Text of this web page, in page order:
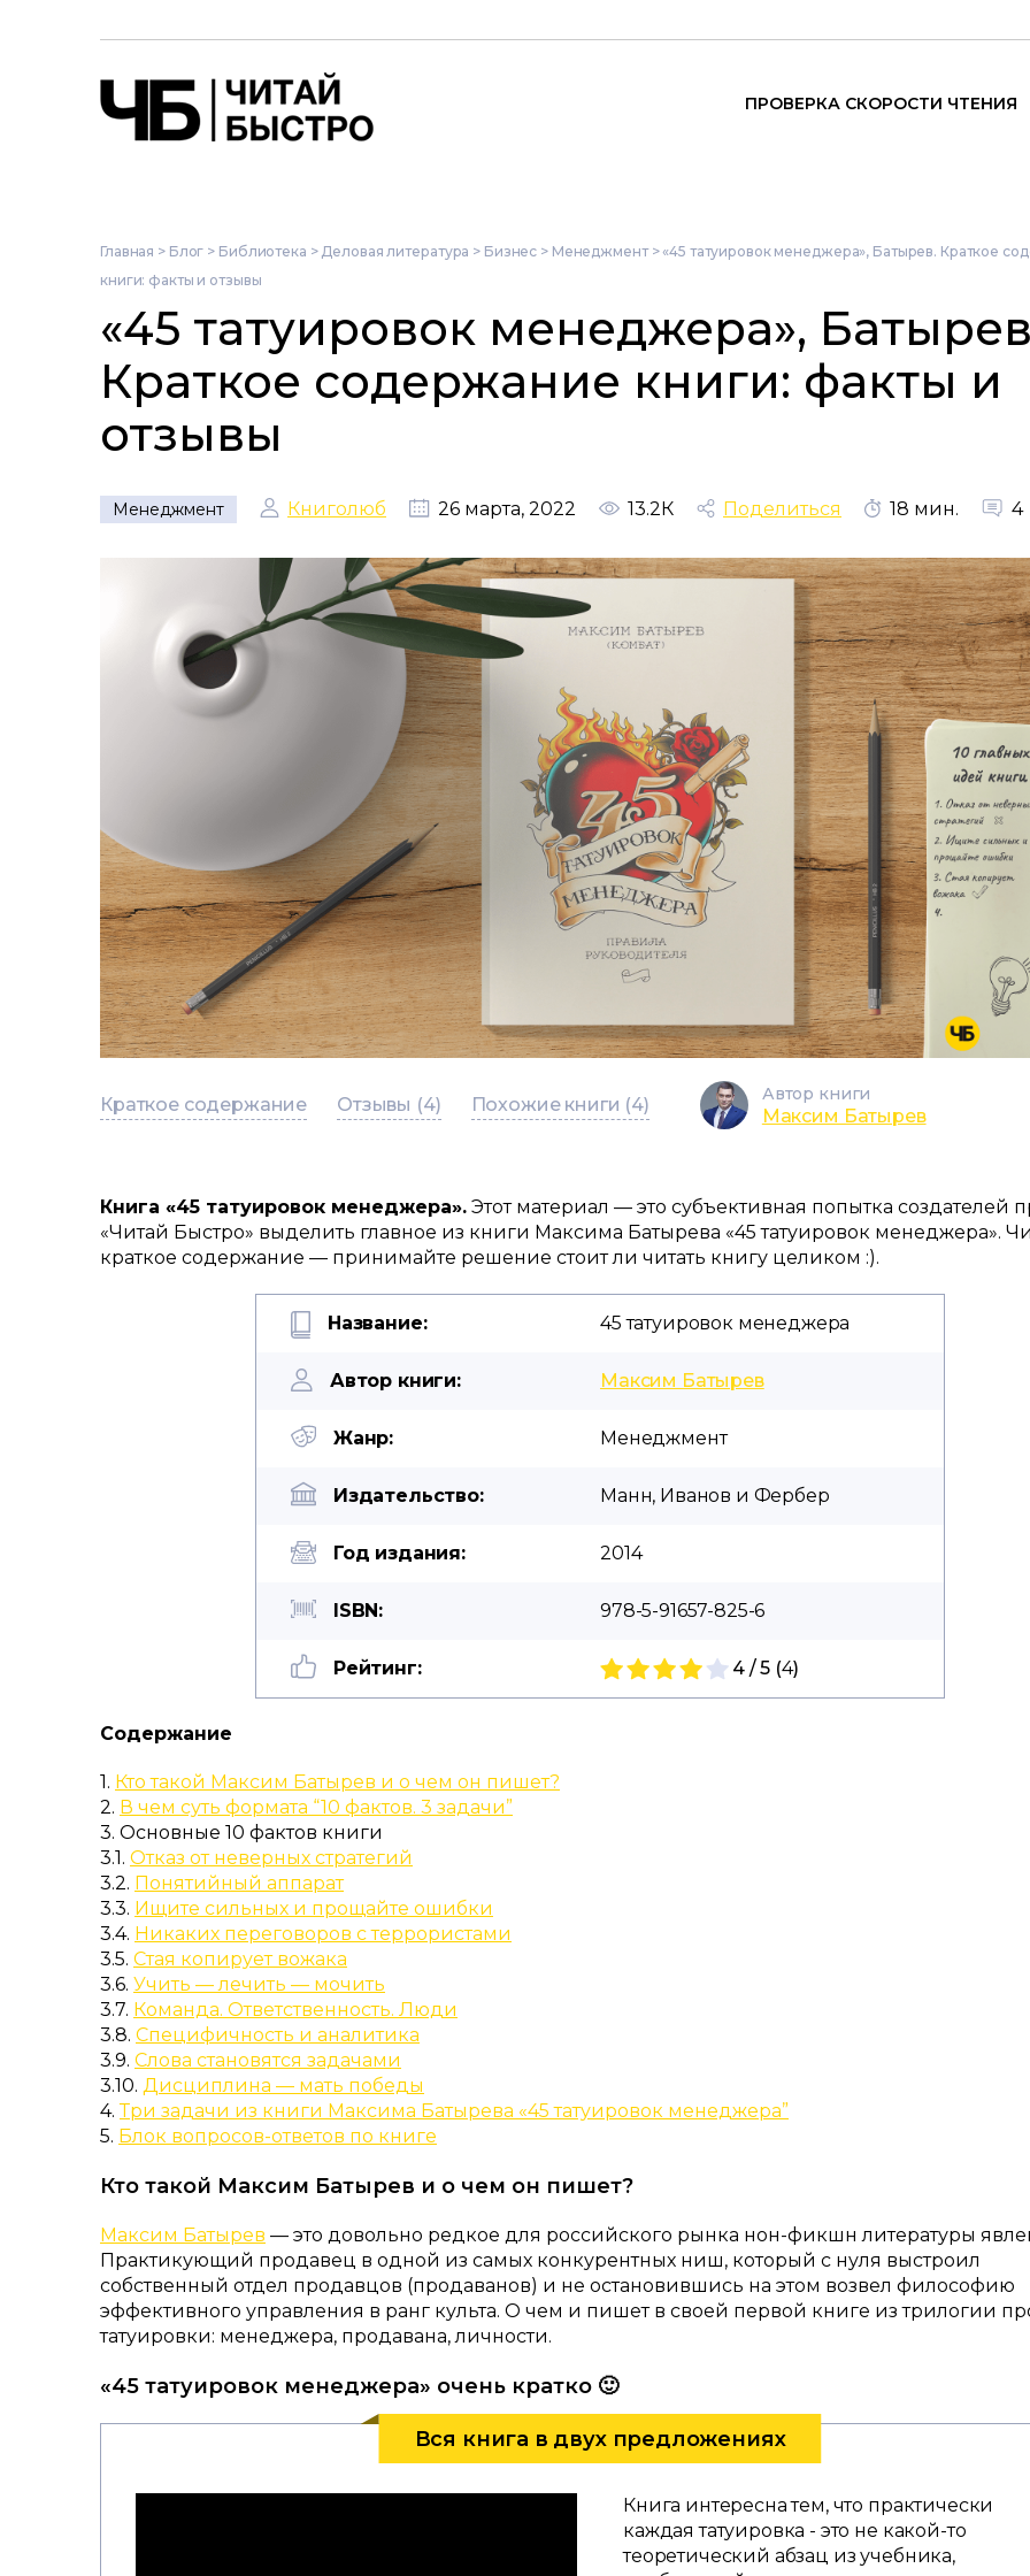
ПРОВЕРКА СКОРОСТИ ЧТЕНИЯ
Главная > Блог > Библиотека > Деловая литература > Бизнес > Менеджмент>«45 татуировок менеджера», Батырев. Краткое
книги: факты и отзывы
«45 татуировок менеджера»,
Краткое содержание книги: факты и
отзывы
Менеджмент Книголюб 26 марта, 2022 13.2К Поделиться 18 мин. 4
Краткое содержание Отзывы (4) Похожие книги (4) Автор книги
Максим Батырев
Книга «45 татуировок менеджера». Этот материал — это субъективная попытка создателей
«Читай Быстро» выделить главное из книги Максима Батырева «45 татуировок менеджера».
краткое содержание — принимайте решение стоит ли читать книгу целиком :).
Название: 45 татуировок менеджера
Автор книги: Максим Батырев
Жанр: Менеджмент
Издательство: Манн, Иванов и Фербер
Год издания: 2014
ISBN: 978-5-91657-825-6
Рейтинг: 4 / 5 (4)
Содержание
1. Кто такой Максим Батырев и о чем он пишет?
2. В чем суть формата “10 фактов. 3 задачи”
3. Основные 10 фактов книги
3.1. Отказ от неверных стратегий
3.2. Понятийный аппарат
3.3. Ищите сильных и прощайте ошибки
3.4. Никаких переговоров с террористами
3.5. Стая копирует вожака
3.6. Учить — лечить — мочить
3.7. Команда. Ответственность. Люди
3.8. Специфичность и аналитика
3.9. Слова становятся задачами
3.10. Дисциплина — мать победы
4.Три задачи из книги Максима Батырева «45 татуировок менеджера”
5. Блок вопросов-ответов по книге
Кто такой Максим Батырев и о чем он пишет?
Максим Батырев — это довольно редкое для российского рынка нон-фикшн литературы
Практикующий продавец в одной из самых конкурентных ниш, который с нуля выстроил
собственный отдел продавцов (продаванов) и не остановившись на этом возвел философию
эффективного управления в ранг культа. О чем и пишет в своей первой книге из трилогии
татуировки: менеджера, продавана, личности.
«45 татуировок менеджера» очень кратко 🙂
Вся книга в двух предложениях
Книга интересна тем, что практически
каждая татуировка - это не какой-то
теоретический абзац из учебника,